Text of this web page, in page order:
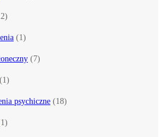
(1)
(7)
(1)
psychiczne (18)